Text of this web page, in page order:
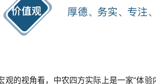
观的视角看，中农四方实际上是一家”体